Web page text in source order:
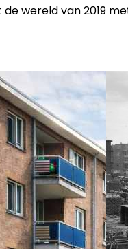
wereld van 2019